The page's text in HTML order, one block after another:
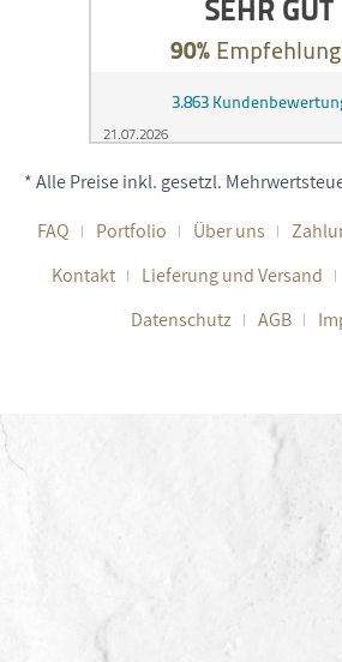
* Alle Preise inkl. gesetzl.
FAQ
Portfolio Über uns
Kontakt
Lieferung und Versand
Datenschutz
AGB